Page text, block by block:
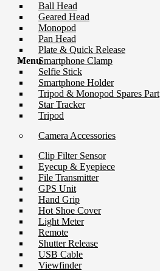
Ball Head
Geared Head
Monopod
Pan Head
Plate & Quick Release
Smartphone Clamp
Selfie Stick
Smartphone Holder
Tripod & Monopod Spares Part
Star Tracker
Tripod
Camera Accessories
Clip Filter Sensor
Eyecup & Eyepiece
File Transmitter
GPS Unit
Hand Grip
Hot Shoe Cover
Light Meter
Remote
Shutter Release
USB Cable
Viewfinder
Menu